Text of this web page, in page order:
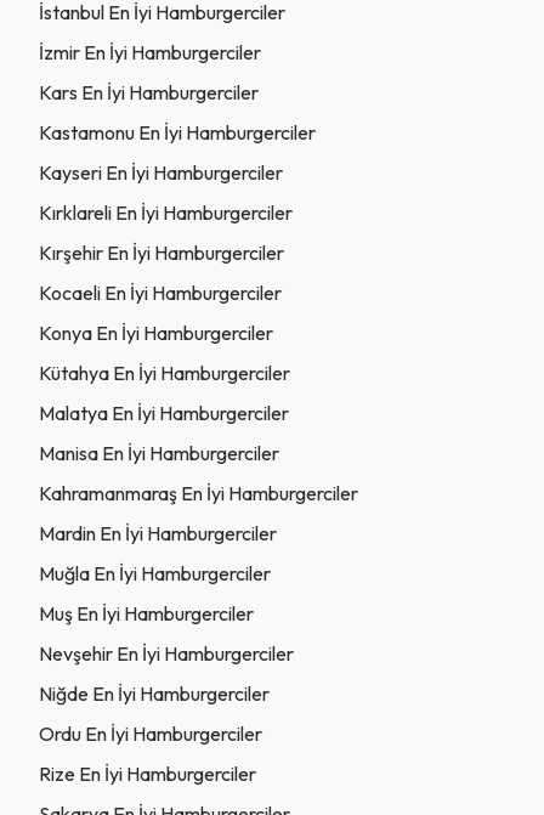
İstanbul En İyi Hamburgerciler
İzmir En İyi Hamburgerciler
Kars En İyi Hamburgerciler
Kastamonu En İyi Hamburgerciler
Kayseri En İyi Hamburgerciler
Kırklareli En İyi Hamburgerciler
Kırşehir En İyi Hamburgerciler
Kocaeli En İyi Hamburgerciler
Konya En İyi Hamburgerciler
Kütahya En İyi Hamburgerciler
Malatya En İyi Hamburgerciler
Manisa En İyi Hamburgerciler
Kahramanmaraş En İyi Hamburgerciler
Mardin En İyi Hamburgerciler
Muğla En İyi Hamburgerciler
Muş En İyi Hamburgerciler
Nevşehir En İyi Hamburgerciler
Niğde En İyi Hamburgerciler
Ordu En İyi Hamburgerciler
Rize En İyi Hamburgerciler